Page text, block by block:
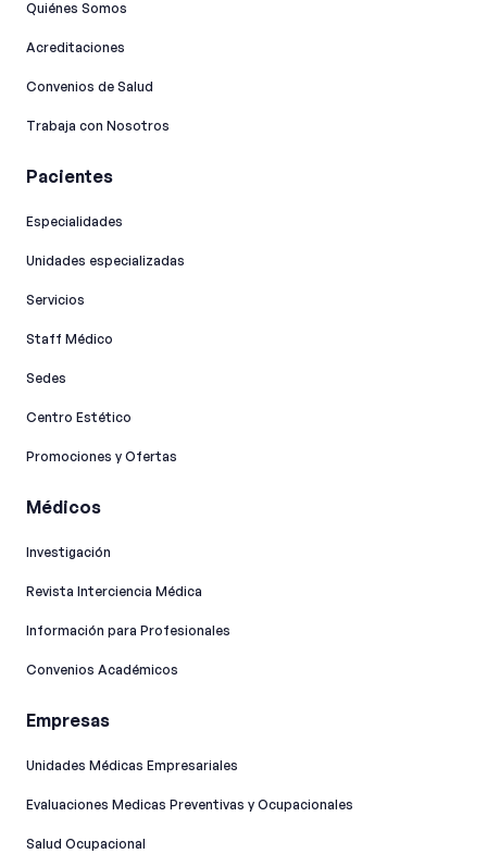
Quiénes Somos
Acreditaciones
Convenios de Salud
Trabaja con Nosotros
Pacientes
Especialidades
Unidades especializadas
Servicios
Staff Médico
Sedes
Centro Estético
Promociones y Ofertas
Médicos
Investigación
Revista Interciencia Médica
Información para Profesionales
Convenios Académicos
Empresas
Unidades Médicas Empresariales
Evaluaciones Medicas Preventivas y Ocupacionales
Salud Ocupacional